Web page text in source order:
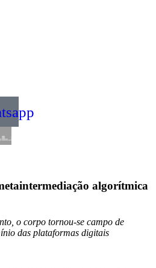
algorítmica
o corpo tornou-se campo de
das plataformas digitais